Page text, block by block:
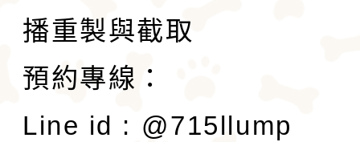
播重製與截取
預約專線：
Line id : @715llump